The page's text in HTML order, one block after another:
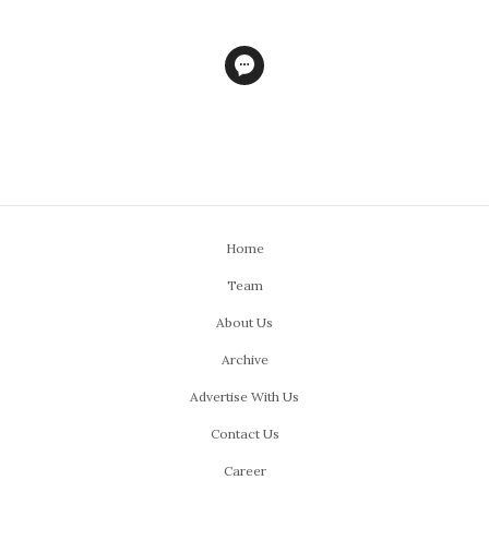
Home
Team
About Us
Archive
Advertise With Us
Contact Us
Career